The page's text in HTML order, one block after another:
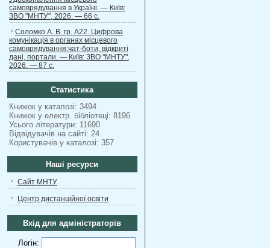
самоврядування в Україні. — Київ:
ЗВО "МНТУ", 2026. — 66 с.
Соломко А. В. гр. А22. Цифрова
комунікація в органах місцевого
самоврядування:чат-боти, відкриті
дані, портали. — Київ: ЗВО "МНТУ",
2026. — 87 с.
Статистика
Книжок у каталозі: 3494
Книжок у електр. бібліотеці: 8196
Усього літератури: 11690
Відвідувачів на сайті: 24
Користувачів у каталозі: 357
Наші ресурси
Сайт МНТУ
Центр дистанційної освіти
Вхід для адміністраторів
Логін: